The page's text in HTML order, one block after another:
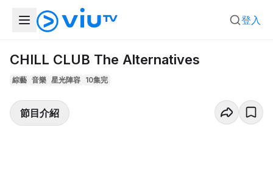
登入
CHILL CLUB The Alternatives
綜藝 音樂 星光陣容 10集完
節目介紹